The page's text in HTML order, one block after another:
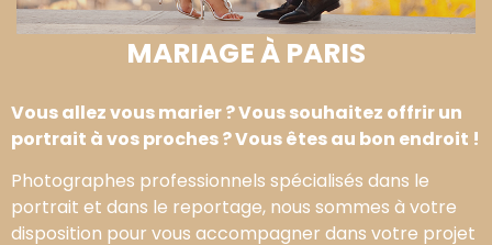
MARIAGE À PARIS
Vous allez vous marier ? Vous souhaitez offrir un
portrait à vos proches ? Vous êtes au bon endroit !
Photographes professionnels spécialisés dans le
portrait et dans le reportage, nous sommes à votre
disposition pour vous accompagner dans votre projet